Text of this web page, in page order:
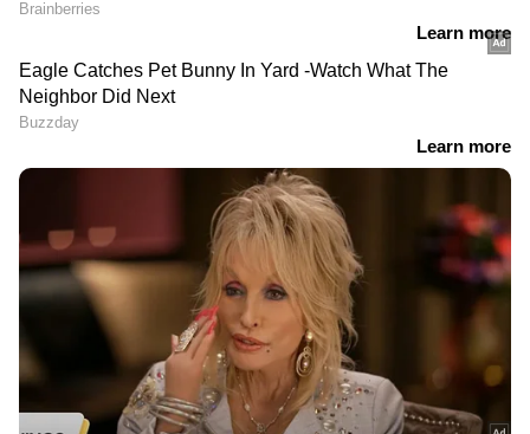
DOWNLOAD APP
ഏഷ്യാനെറ്റ് ന്യൂസ് മലയാളത്തിലൂടെCricket
അറിയൂ. നിങ്ങളുടെ പ്രിയ ക്രിക്കറ്റ്ടീ
മുകളുടെ പ്രകടനങ്ങൾ, ആവേശകരമായ
നിമിഷങ്ങൾ, മത്സരം കഴിഞ്ഞുള്ള
വിശകലനങ്ങൾ — എല്ലാം ഇപ്പോൾ
Asianet
News Malayalamമലയാളത്തിൽ തന്നെ!